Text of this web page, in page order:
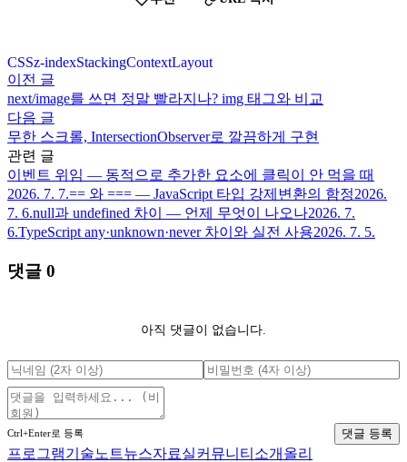
CSSz-indexStackingContextLayout
이전 글
next/image를 쓰면 정말 빨라지나? img 태그와 비교
다음 글
무한 스크롤, IntersectionObserver로 깔끔하게 구현
관련 글
이벤트 위임 — 동적으로 추가한 요소에 클릭이 안 먹을 때
2026. 7. 7.== 와 === — JavaScript 타입 강제변환의 함정2026.
7. 6.null과 undefined 차이 — 언제 무엇이 나오나2026. 7.
6.TypeScript any·unknown·never 차이와 실전 사용2026. 7. 5.
댓글 0
아직 댓글이 없습니다.
Ctrl+Enter로 등록 댓글 등록
프로그램기술노트뉴스자료실커뮤니티 소개 올리